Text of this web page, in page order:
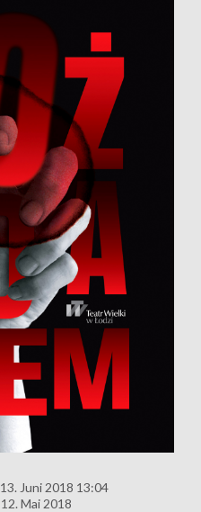
13. Juni 2018 13:04
12. Mai 2018